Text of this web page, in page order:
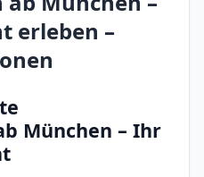
erleben –
München – Ihr